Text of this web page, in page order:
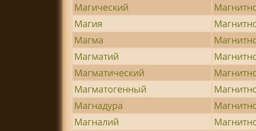
Магический
Магия
Магма
Магматий
Магматический
Магматогенный
Магнадура
Магналий